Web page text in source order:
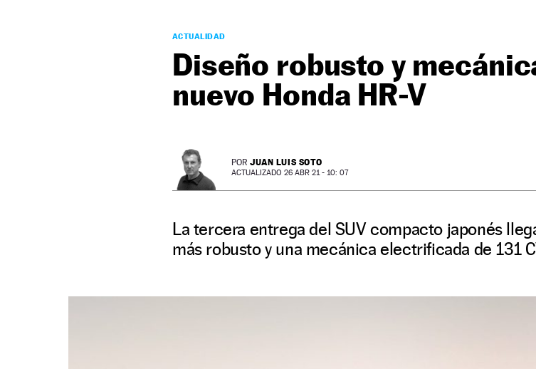
ACTUALIDAD
Diseño robusto y
nuevo Honda HR-V
POR JUAN LUIS SOTO
ACTUALIZADO 26 ABR 21 - 10: 07
La tercera entrega del SUV compacto japonés
más robusto y una mecánica electrificada de 131